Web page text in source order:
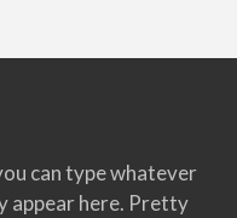
can type whatever
appear here. Pretty